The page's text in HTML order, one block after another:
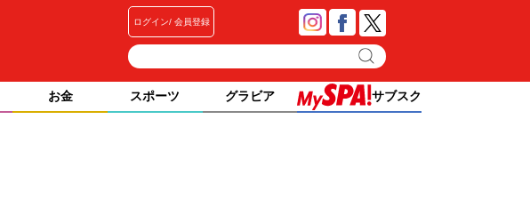
ログイン 会員登録
お金 スポーツ グラビア サブスク